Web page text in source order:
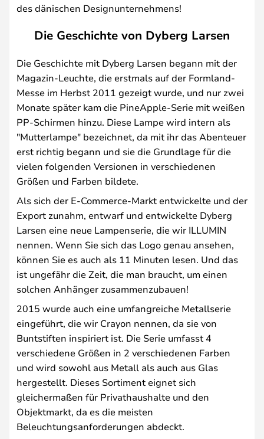
des dänischen Designunternehmens!
Die Geschichte von Dyberg Larsen
Die Geschichte mit Dyberg Larsen begann mit der
Magazin-Leuchte, die erstmals auf der Formland-
Messe im Herbst 2011 gezeigt wurde, und nur zwei
Monate später kam die PineApple-Serie mit weißen
PP-Schirmen hinzu. Diese Lampe wird intern als
"Mutterlampe" bezeichnet, da mit ihr das Abenteuer
erst richtig begann und sie die Grundlage für die
vielen folgenden Versionen in verschiedenen
Größen und Farben bildete.
Als sich der E-Commerce-Markt entwickelte und der
Export zunahm, entwarf und entwickelte Dyberg
Larsen eine neue Lampenserie, die wir ILLUMIN
nennen. Wenn Sie sich das Logo genau ansehen,
können Sie es auch als 11 Minuten lesen. Und das
ist ungefähr die Zeit, die man braucht, um einen
solchen Anhänger zusammenzubauen!
2015 wurde auch eine umfangreiche Metallserie
eingeführt, die wir Crayon nennen, da sie von
Buntstiften inspiriert ist. Die Serie umfasst 4
verschiedene Größen in 2 verschiedenen Farben
und wird sowohl aus Metall als auch aus Glas
hergestellt. Dieses Sortiment eignet sich
gleichermaßen für Privathaushalte und den
Objektmarkt, da es die meisten
Beleuchtungsanforderungen abdeckt.